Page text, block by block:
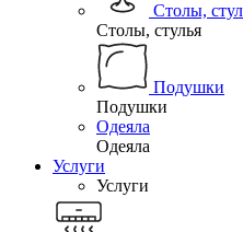
Столы,
Столы, стулья
Подушки
Подушки
Одеяла
Одеяла
Услуги
Услуги